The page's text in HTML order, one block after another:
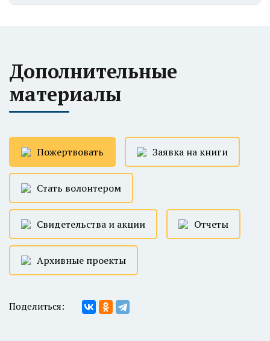
Дополнительные
материалы
Пожертвовать Заявка на книги
Стать волонтером
Свидетельства и акции Отчеты
Архивные проекты
Поделиться: